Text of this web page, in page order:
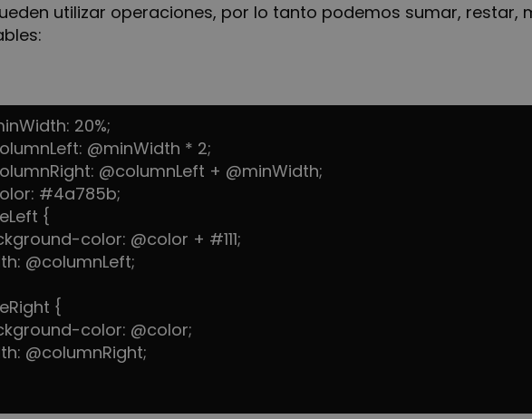
utilizar operaciones, por lo tanto podemos sumar, restar,
20%;
@minWidth * 2;
@columnLeft + @minWidth;
#4a785b;
{
color: @color + #111;
@columnLeft;
{
color: @color;
@columnRight;